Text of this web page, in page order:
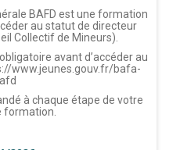
BAFD est une formation
au statut de directeur
Collectif de Mineurs).
avant d’accéder au
www.jeunes.gouv.fr/bafa-
à chaque étape de votre
formation.